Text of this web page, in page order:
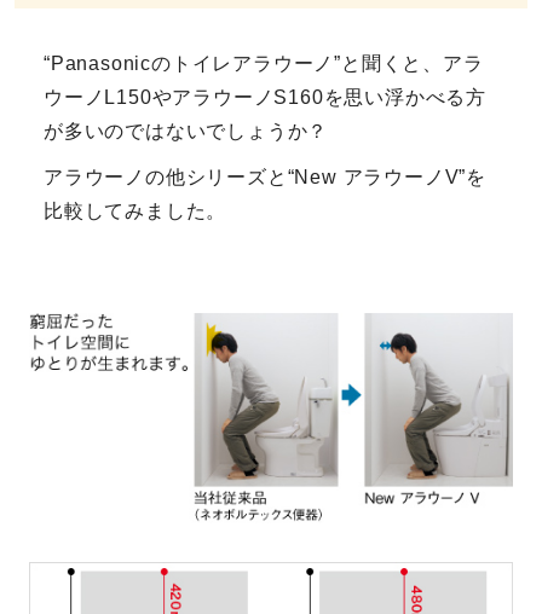
“Panasonicのトイレアラウーノ”と聞くと、アラ
ウーノL150やアラウーノS160を思い浮かべる方
が多いのではないでしょうか？
アラウーノの他シリーズと“New アラウーノV”を
比較してみました。